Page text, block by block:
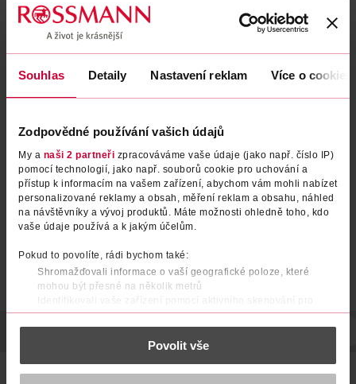
Souhlas Detaily Nastavení reklam Více o cookies
Zodpovědné používání vašich údajů
My a naši 2 partneři zpracováváme vaše údaje (jako např. číslo IP)
pomocí technologií, jako např. souborů cookie pro uchování a
přístup k informacím na vašem zařízení, abychom vám mohli nabízet
personalizované reklamy a obsah, měření reklam a obsahu, náhled
na návštěvníky a vývoj produktů. Máte možnosti ohledně toho, kdo
vaše údaje používá a k jakým účelům.
Pokud to povolíte, rádi bychom také:
Shromažďovali informace o vaší geografické poloze, které
mohou být přesné na několik metrů
Identifikovali vaše zařízení pomocí aktivního skenování pro
konkrétní charakteristiky (otisk prstu)
Zjistěte více o tom, jak zpracováváme vaše osobní údaje, a nastavte
části s podrobnostmi . Svůj souhlas můžete kdykoliv
Povolit vše
Signal 75 ml
29.90 Kč
CLUB cena
39.90 Kč
DO KOŠÍKU
Obj. č.: 313186
Protection Whitening
elmex 75 ml
69.90 Kč
DO KOŠÍKU
POPIS VYROBENO V
Po použití zanechává svěží dech a podporuje čistý pocit v